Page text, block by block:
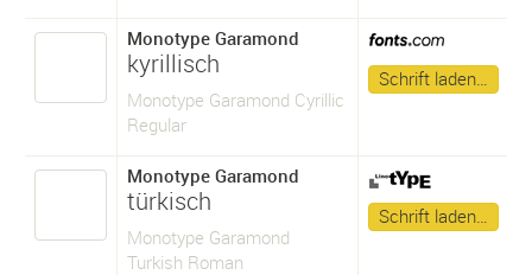
Monotype Garamond
kyrillisch
Monotype Garamond Cyrillic
Regular
Schrift laden…
Monotype Garamond
türkisch
Monotype Garamond
Turkish Roman
Schrift laden…